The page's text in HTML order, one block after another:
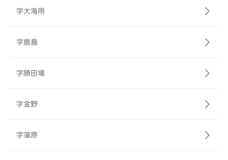
字大海用
字鹿島
字勝田場
字金野
字蒲原